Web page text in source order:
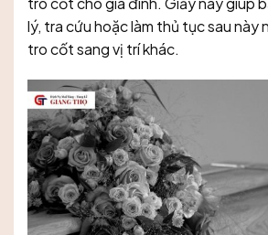
lý, tra cứu hoặc làm thủ tục sau này
tro cốt sang vị trí khác.